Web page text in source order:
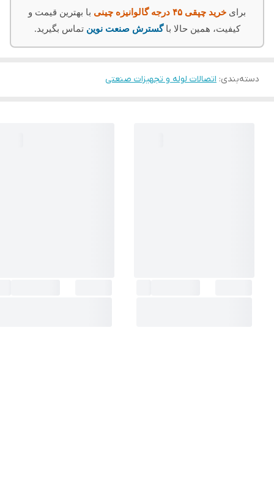
برای خرید چپقی ۴۵ درجه گالوانیزه چینی
با بهترین قیمت و
کیفیت، همین حالا باگسترش صنعت نوین تماس بگیرید.
دسته‌بندی: اتصالات لوله و تجهیزات صنعتی